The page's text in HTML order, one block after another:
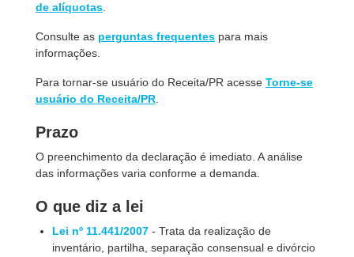
de alíquotas
Consulte as perguntas frequentes para mais
informações.
Para tornar-se usuário do Receita/PR acesse Torne-se
usuário do Receita/PR
Prazo
O preenchimento da declaração é imediato. A análise
das informações varia conforme a demanda.
O que diz a lei
Lei nº 11.441/2007 - Trata da realização de
inventário, partilha, separação consensual e divórcio